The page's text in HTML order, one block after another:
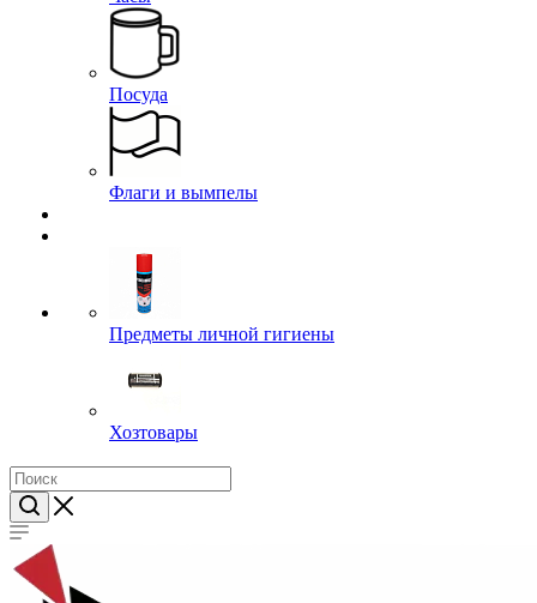
Посуда
Флаги и вымпелы
Предметы личной гигиены
Хозтовары